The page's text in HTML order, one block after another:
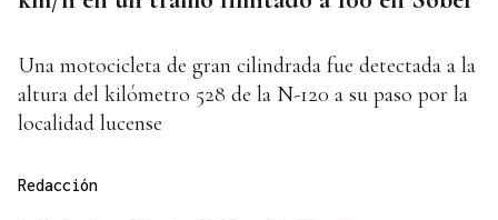
Una motocicleta de gran cilindrada fue detectada a la
altura del kilómetro 528 de la N-120 a su paso por la
localidad lucense
Redacción